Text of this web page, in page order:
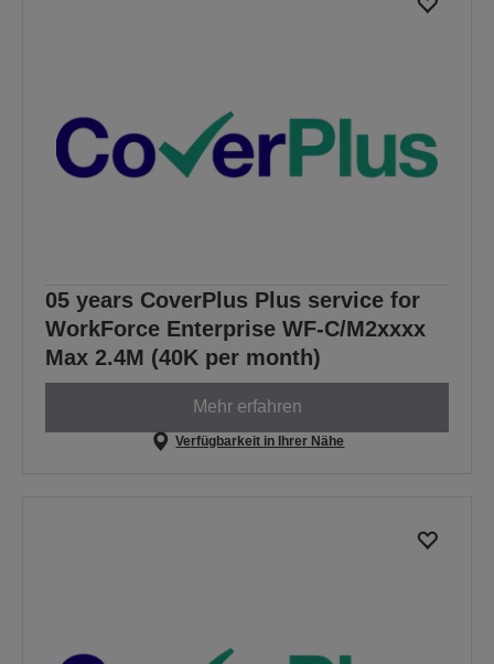
05 years CoverPlus Plus service for
WorkForce Enterprise WF-C/M2xxxx
Max 2.4M (40K per month)
Mehr erfahren
Verfügbarkeit in Ihrer Nähe